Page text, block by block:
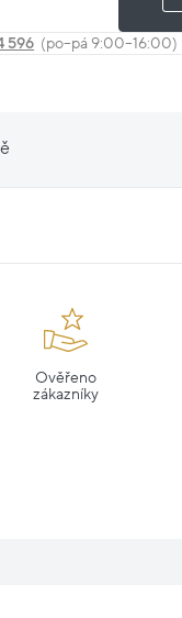
596 (po–pá 9:00–16:00)
Ověřeno
zákazníky